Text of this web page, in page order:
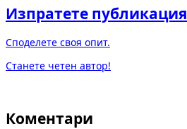
Изпратете публикация
Споделете своя опит.
Станете четен автор!
Коментари